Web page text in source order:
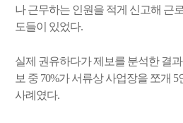
나 근무하는 인원을 적게 신고해 근
도들이 있었다.
실제 권유하다가 제보를 분석한 결
보 중 70%가 서류상 사업장을 쪼개
사례였다.